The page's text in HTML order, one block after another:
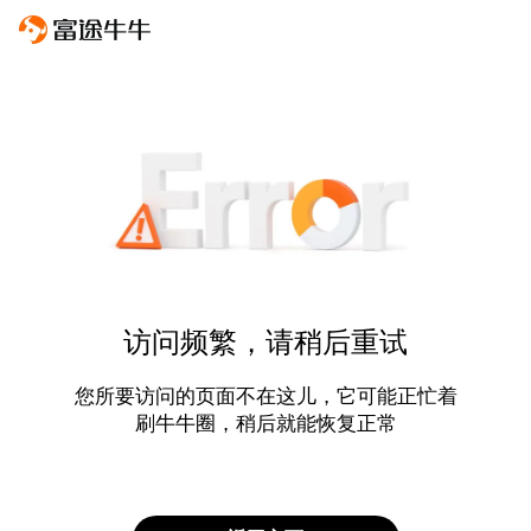
访问频繁，请稍后重试
您所要访问的页面不在这儿，它可能正忙着
刷牛牛圈，稍后就能恢复正常